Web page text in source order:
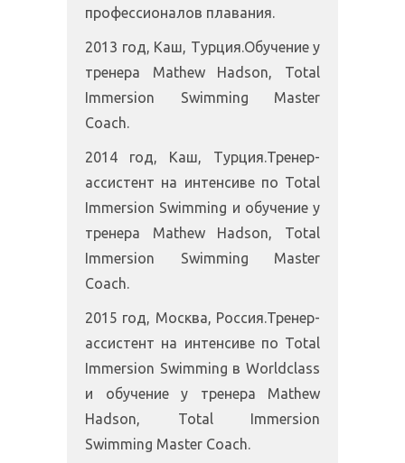
профессионалов плавания.
2013 год, Каш, Турция.Обучение у
тренера Mathew Hadson, Total
Immersion Swimming Master
Coach.
2014 год, Каш, Турция.Тренер-
ассистент на интенсиве по Total
Immersion Swimming и обучение у
тренера Mathew Hadson, Total
Immersion Swimming Master
Coach.
2015 год, Москва, Россия.Тренер-
ассистент на интенсиве по Total
Immersion Swimming в Worldclass
и обучение у тренера Mathew
Hadson, Total Immersion
Swimming Master Coach.